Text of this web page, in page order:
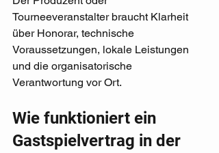
Tourneeveranstalter braucht Klarheit
über Honorar, technische
Voraussetzungen, lokale Leistungen
und die organisatorische
Verantwortung vor Ort.
Wie funktioniert ein
Gastspielvertrag in der